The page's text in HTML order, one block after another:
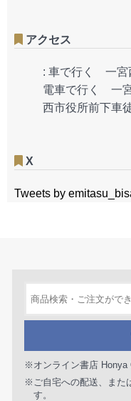
アクセス
: 車で行く 一宮
電車で行く 一
西市役所前下車
X
Tweets by
※オンライン書店 Honya
※ご自宅への配送、また
す。